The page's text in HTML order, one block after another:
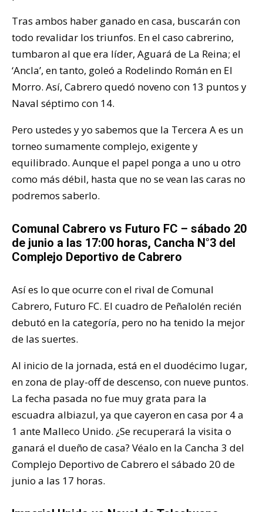
Tras ambos haber ganado en casa, buscarán con
todo revalidar los triunfos. En el caso cabrerino,
tumbaron al que era líder, Aguará de La Reina; el
‘Ancla’, en tanto, goleó a Rodelindo Román en El
Morro. Así, Cabrero quedó noveno con 13 puntos y
Naval séptimo con 14.
Pero ustedes y yo sabemos que la Tercera A es un
torneo sumamente complejo, exigente y
equilibrado. Aunque el papel ponga a uno u otro
como más débil, hasta que no se vean las caras no
podremos saberlo.
Comunal Cabrero vs Futuro FC – sábado 20
de junio a las 17:00 horas, Cancha N°3 del
Complejo Deportivo de Cabrero
Así es lo que ocurre con el rival de Comunal
Cabrero, Futuro FC. El cuadro de Peñalolén recién
debutó en la categoría, pero no ha tenido la mejor
de las suertes.
Al inicio de la jornada, está en el duodécimo lugar,
en zona de play-off de descenso, con nueve puntos.
La fecha pasada no fue muy grata para la
escuadra albiazul, ya que cayeron en casa por 4 a
1 ante Malleco Unido. ¿Se recuperará la visita o
ganará el dueño de casa? Véalo en la Cancha 3 del
Complejo Deportivo de Cabrero el sábado 20 de
junio a las 17 horas.